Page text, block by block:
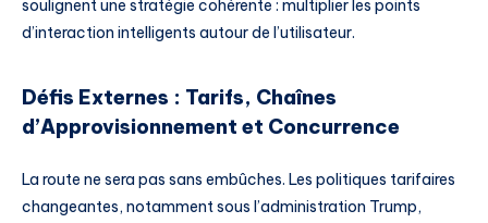
soulignent une stratégie cohérente : multiplier les points
d’interaction intelligents autour de l’utilisateur.
Défis Externes : Tarifs, Chaînes
d’Approvisionnement et Concurrence
La route ne sera pas sans embûches. Les politiques tarifaires
changeantes, notamment sous l’administration Trump,